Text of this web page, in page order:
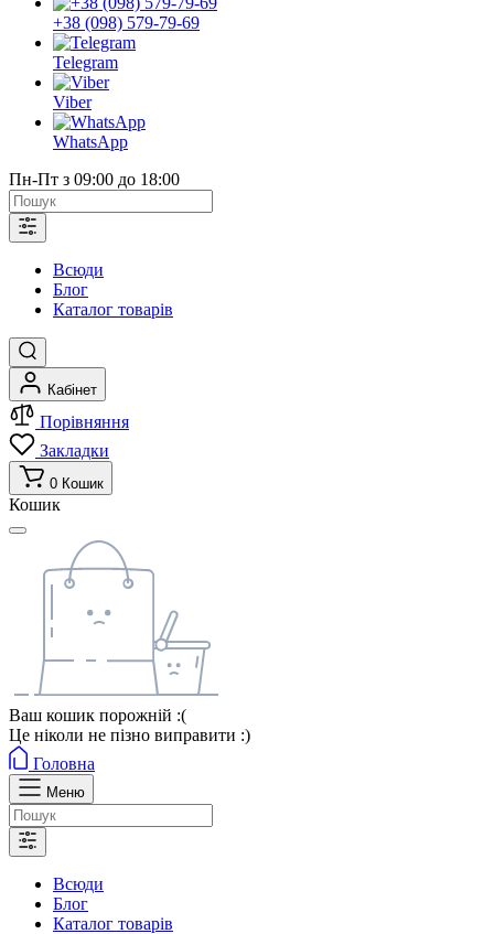
+38 (098) 579-79-69
Telegram
Viber
WhatsApp
Пн-Пт з 09:00 до 18:00
Всюди
Блог
Каталог товарів
Кабінет
Порівняння
Закладки
0 Кошик
Кошик
Ваш кошик порожній :(
Це ніколи не пізно виправити :)
Головна
Меню
Всюди
Блог
Каталог товарів